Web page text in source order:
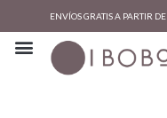
ENVÍOS GRATIS A PARTIR